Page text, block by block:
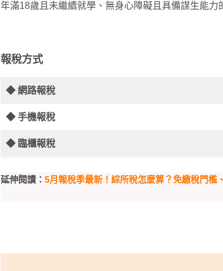
年滿18歲且未繼續就學、無身心障礙且具備謀生能力
報稅方式
◆ 網路報稅
◆ 手機報稅
◆ 臨櫃報稅
延伸閱讀： 5月報稅季最新！綜所稅怎麼算？免繳稅門檻